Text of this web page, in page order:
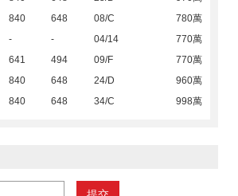
840 648 08/C
780萬
- - 04/14
770萬
641 494 09/F
770萬
840 648 24/D
960萬
840 648 34/C 998萬